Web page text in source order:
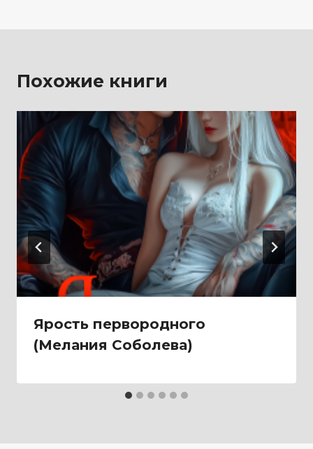
Похожие книги
Ярость первородного
(Мелания Соболева)